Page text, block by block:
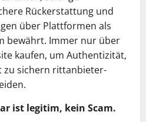
Rückerstattung und
über Plattformen als
bewährt. Immer nur über
kaufen, um Authentizität,
zu sichern rittanbieter-
ist legitim, kein Scam.